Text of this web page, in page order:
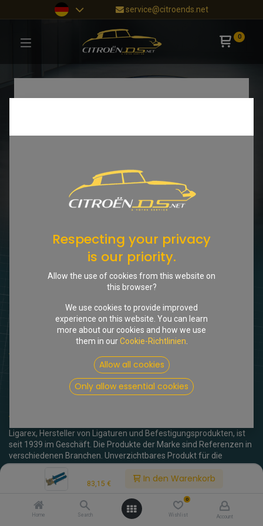
83,15 € In den Warenkorb
Home Search
0
Wishlist Account
service@citroends.net
0
[309433] Zange für Ligarex
Spannband
Ligarex, Hersteller von Ligaturen und Befestigungsprodukten, ist
seit 1939 im Geschäft. Die Produkte der Marke sind Referenzen in
verschiedenen Branchen. Unverzichtbares Produkt für die
Kühlschläuchen, Luft- oder Heizungsrohren.
83,15€ inkl. MwSt.
Respecting your privacy
is our priority.
Allow the use of cookies from this website on
this browser?
We use cookies to provide improved
experience on this website. You can learn
more about our cookies and how we use
them in ourCookie-Richtlinien
Allow all cookies
Only allow essential cookies